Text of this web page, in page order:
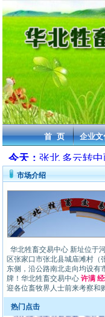
首 页 企业文
市场介绍
华北牲畜交易中心 新址位于
区张家口市张北县城庙滩村（
东侧，沿公路南北走向均设有
牌！华北牲畜交易中心 许满
迎各位畜牧界人士前来考察和
热门点击
2013年活牛交易价格 华北牲